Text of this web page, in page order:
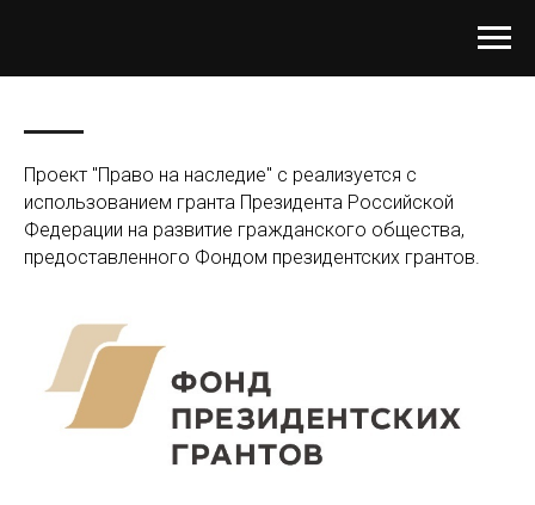
Проект "Право на наследие" с реализуется с
использованием гранта Президента Российской
Федерации на развитие гражданского общества,
предоставленного Фондом президентских грантов.